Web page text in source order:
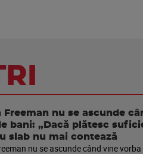
Freeman nu se ascunde
bani: „Dacă plătesc
slab nu mai contează
nu se ascunde când vine vorba